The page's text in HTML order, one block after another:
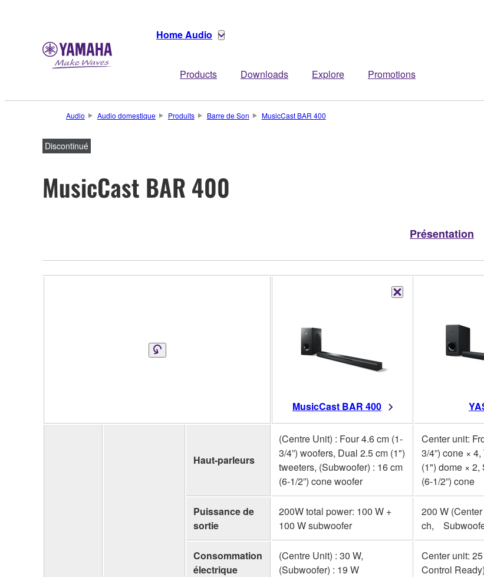
Home Audio
Products Downloads Explore Promotions
Audio Audio domestique Produits Barre de Son MusicCast BAR 400
Discontinué
MusicCast BAR 400
Présentation
MusicCast BAR 400
Haut-parleurs
(Centre Unit) : Four 4.6 cm (1-
3/4”) woofers, Dual 2.5 cm (1")
tweeters, (Subwoofer) : 16 cm
(6-1/2”) cone woofer
Center unit:
3/4”) cone ×
(1") dome ×
(6-1/2”) cone
Puissance de
sortie
200W total power: 100 W +
100 W subwoofer
200 W
ch,
Consommation
électrique
(Centre Unit) : 30 W,
(Subwoofer) : 19 W
Center unit:
Control